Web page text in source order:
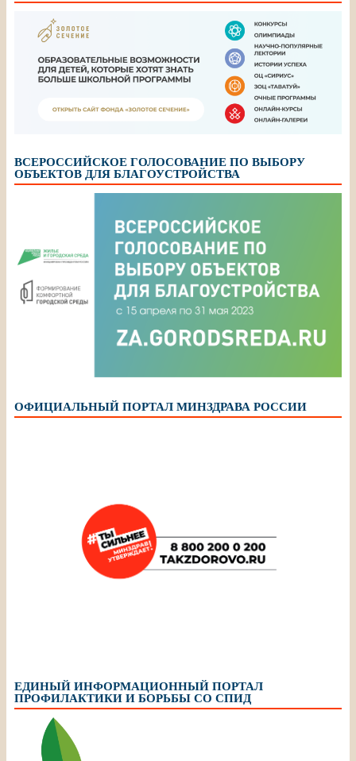
ВСЕРОССИЙСКОЕ ГОЛОСОВАНИЕ ПО ВЫБОРУ
ОБЪЕКТОВ ДЛЯ БЛАГОУСТРОЙСТВА
ОФИЦИАЛЬНЫЙ ПОРТАЛ МИНЗДРАВА РОССИИ
ЕДИНЫЙ ИНФОРМАЦИОННЫЙ ПОРТАЛ
ПРОФИЛАКТИКИ И БОРЬБЫ СО СПИД